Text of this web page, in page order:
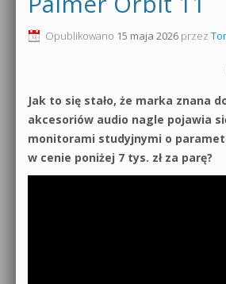
Produkcja muzyczna od podstaw
Sound Forge od podstaw
Dubstep z syntezatorem Massive
Kontakt 5 Kompendium
Materiały dla mediów
Archiwum aktualności
Polityka prywatności
Opublikowano 15 maja 2026 przez
Jak to się stało, że marka znana
akcesoriów audio nagle pojawia
monitorami studyjnymi o
w cenie poniżej 7 tys. zł za parę?